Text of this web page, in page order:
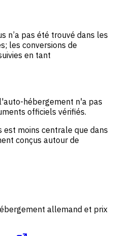
n’a pas été trouvé dans les
les conversions de
en tant
hébergement n'a pas
officiels vérifiés.
est moins centrale que dans
conçus autour de
allemand et prix